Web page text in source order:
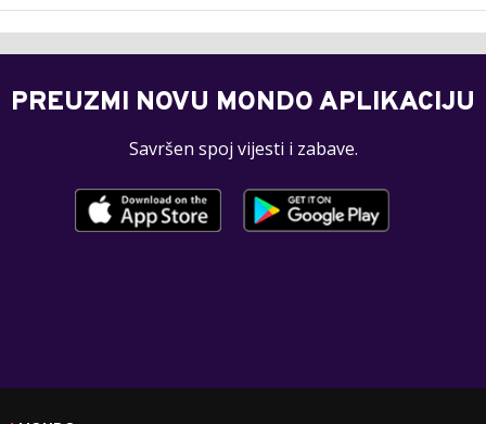
PREUZMI NOVU MONDO APLIKACIJU
Savršen spoj vijesti i zabave.